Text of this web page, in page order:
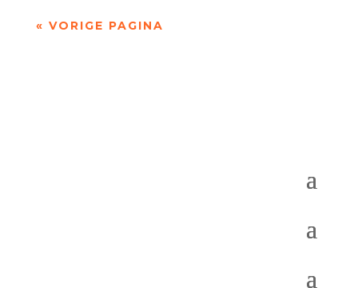
« VORIGE PAGINA